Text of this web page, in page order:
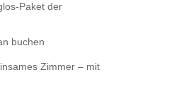
Paket der
buchen
Zimmer – mit